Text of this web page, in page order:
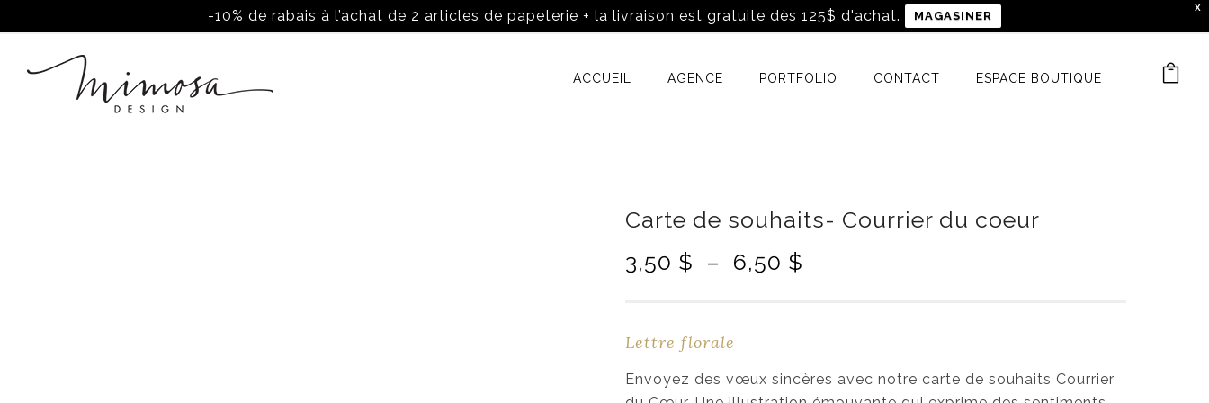
X
-10% de rabais à l’achat de 2 articles de papeterie + la livraison est gratuite dès 125$ d'achat. MAGASINER
ACCUEIL AGENCE PORTFOLIO CONTACT ESPACE BOUTIQUE
Carte de souhaits- Courrier du coeur
3,50 $ – 6,50 $
d
Lettre florale
Envoyez des vœux sincères avec notre carte de souhaits Courrier